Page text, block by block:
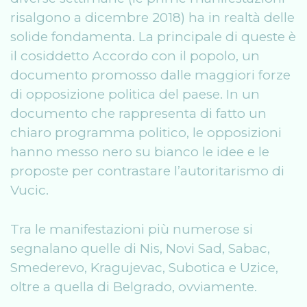
risalgono a dicembre 2018) ha in realtà delle
solide fondamenta. La principale di queste è
il cosiddetto Accordo con il popolo, un
documento promosso dalle maggiori forze
di opposizione politica del paese. In un
documento che rappresenta di fatto un
chiaro programma politico, le opposizioni
hanno messo nero su bianco le idee e le
proposte per contrastare l’autoritarismo di
Vucic.
Tra le manifestazioni più numerose si
segnalano quelle di Nis, Novi Sad, Sabac,
Smederevo, Kragujevac, Subotica e Uzice,
oltre a quella di Belgrado, ovviamente.